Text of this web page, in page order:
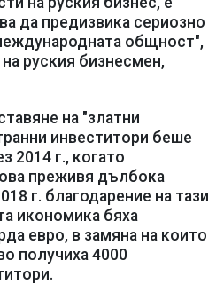
да предизвика сериозно
общност",
руския бизнесмен,
на "златни
инвеститори беше
2014 г., когато
преживя дълбока
г. благодарение на тази
икономика бяха
евро, в замяна на които
получиха 4000